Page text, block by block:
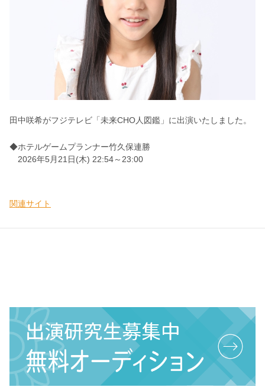
田中咲希がフジテレビ「未来CHO人図鑑」に出演いたしました。
◆ホテルゲームプランナー竹久保連勝
2026年5月21日(木) 22:54～23:00
関連サイト